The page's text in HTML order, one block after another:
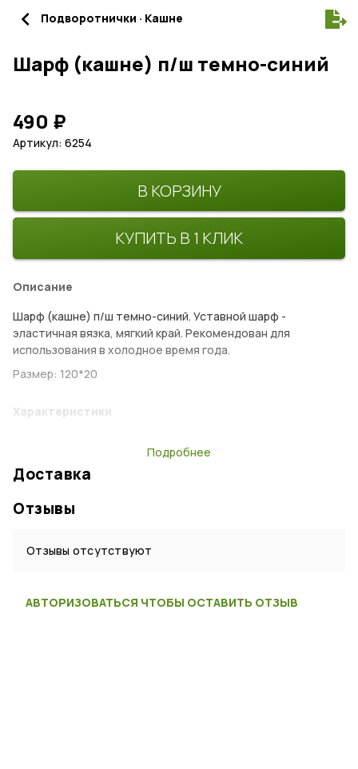
navigate_before Подворотнички · Кашне
490 ₽
Шарф (кашне) п/ш темно-синий
Артикул: 6254
В КОРЗИНУ
КУПИТЬ В 1 КЛИК
Описание
Шарф (кашне) п/ш темно-синий. Уставной шарф -
эластичная вязка, мягкий край. Рекомендован для
использования в холодное время года.
Размер: 120*20
Характеристики
Материал: Полушерсть
Подробнее
Доставка
Отзывы
Отзывы отсутствуют
АВТОРИЗОВАТЬСЯ ЧТОБЫ ОСТАВИТЬ ОТЗЫВ